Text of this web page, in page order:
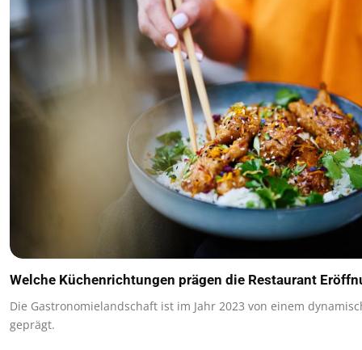
Welche Küchenrichtungen prägen die Restaurant
Die Gastronomielandschaft ist im Jahr 2023 von einem
geprägt.